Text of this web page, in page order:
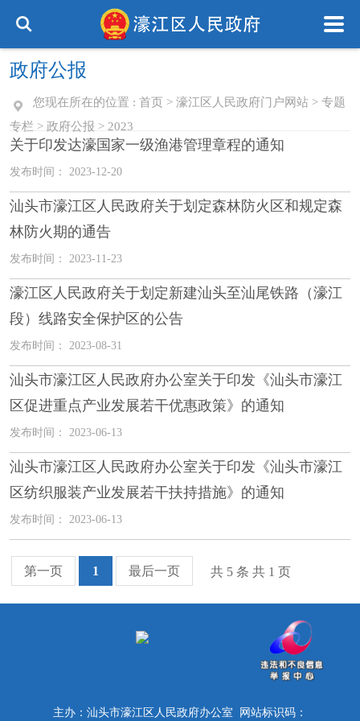
政府公报
您现在所在的位置 : 首页 > 濠江区人民政府门户网站 > 专题
专栏 > 政府公报 > 2023
关于印发达濠国家一级渔港管理章程的通知
发布时间： 2023-12-20
汕头市濠江区人民政府关于划定森林防火区和规定森
林防火期的通告
发布时间： 2023-11-23
濠江区人民政府关于划定新建汕头至汕尾铁路（濠江
段）线路安全保护区的公告
发布时间： 2023-08-31
汕头市濠江区人民政府办公室关于印发《汕头市濠江
区促进重点产业发展若干优惠政策》的通知
发布时间： 2023-06-13
汕头市濠江区人民政府办公室关于印发《汕头市濠江
区纺织服装产业发展若干扶持措施》的通知
发布时间： 2023-06-13
第一页 1 最后一页 共 5 条 共 1 页
主办：汕头市濠江区人民政府办公室 网站标识码：